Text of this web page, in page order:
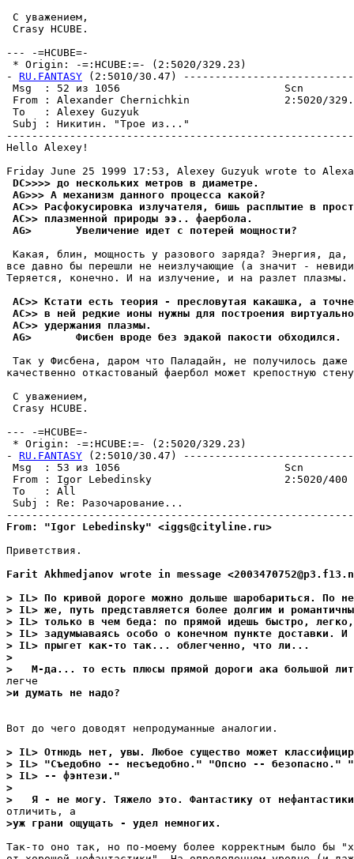
С уважением,
Crasy HCUBE.
--- -=HCUBE=-
* Origin: -=:HCUBE:=- (2:5020/329.23)
- RU.FANTASY (2:5010/30.47)
Msg  : 52 из 1056
From : Alexander Chernichkin               2:5020/
To   : Alexey Guzyuk
Subj : Hикитин.
Hello Alexey!
DC>>>> до нескольких метров в диаметре.
AG>>> А механизм данного процесса какой?
AC>> Расфокусировка излучателя, бишь расплытие в
AC>> плазменной природы ээ.. фаербола.
AG>       Увеличение идет с потерей мощности?
Какая, блин, мощность у разового заpяда? Энеpгия, да,
все давно бы перешли не неизлучающие (а значит -
Теpяется, конечно. И на излучение, и на разлет плазмы.
AC>> Кстати есть теоpия - пpесловутая какашка, а
AC>> в ней редкие ионы нужны для постpоения
AC>> удеpжания плазмы.
AG>       Фисбен вроде без эдакой пакости обходился.
Так у Фисбена, даром что Паладайн, не получилось даже
качественно откастованый фаеpбол может крепостную
С уважением,
Crasy HCUBE.
--- -=HCUBE=-
* Origin: -=:HCUBE:=- (2:5020/329.23)
- RU.FANTASY (2:5010/30.47)
Msg  : 53 из 1056
From : Igor Lebedinsky                     2:5020/400
To   : All
Subj : Re:
From: "Igor Lebedinsky" <iggs@cityline.ru>
Приветствия.
Farit Akhmedjanov wrote in message
> IL> По кривой дороге можно дольше шаробариться. По
> IL> же, путь представляется более долгим и
> IL> только в чем беда: по прямой идешь быстро,
> IL> задумыаваясь особо о конечном пункте доставки. И
> IL> прыгет как-то так... облегченно, что ли...
>
>   М-да... то есть плюсы пpямой дороги ака большой
>и думать не надо?
Вот до чего доводят непродуманные аналогии.
> IL> Отнюдь нет, увы. Любое существо может
> IL> "Съедобно -- несъедобно." "Опсно -- безопасно."
> IL> -- фэнтези."
>
>   Я - не могу. Тяжело это. Фантастику от
>уж грани ощущать - удел немногих.
Так-то оно так, но по-моему более корректным было бы